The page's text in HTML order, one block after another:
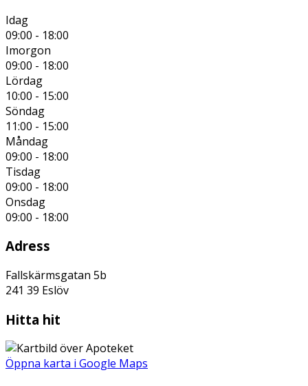
Idag
09:00 - 18:00
Imorgon
09:00 - 18:00
Lördag
10:00 - 15:00
Söndag
11:00 - 15:00
Måndag
09:00 - 18:00
Tisdag
09:00 - 18:00
Onsdag
09:00 - 18:00
Adress
Fallskärmsgatan 5b
241 39 Eslöv
Hitta hit
Öppna karta i Google Maps